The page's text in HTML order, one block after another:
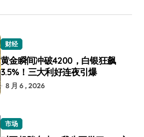
财经
黄金瞬间冲破4200，白银狂飙
3.5%！三大利好连夜引爆
8 月 6 , 2026
市场